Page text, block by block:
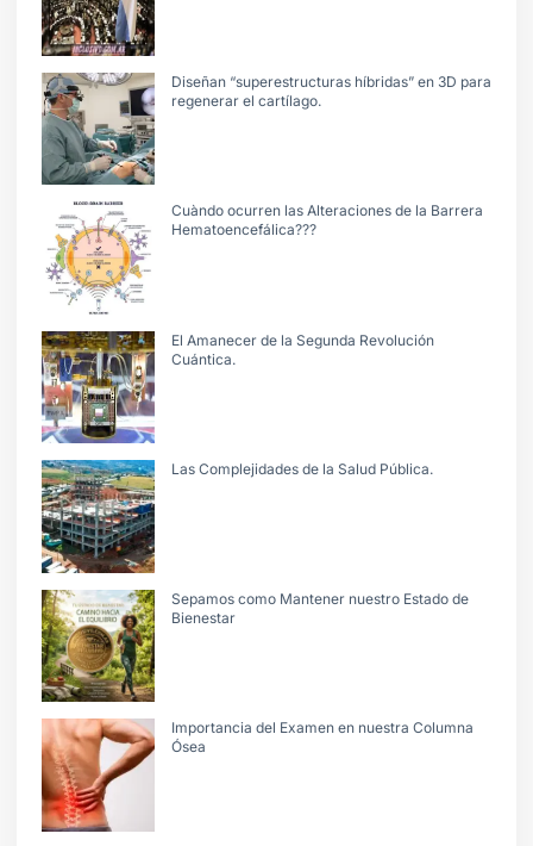
Diseñan “superestructuras híbridas” en 3D para
regenerar el cartílago.
Cuàndo ocurren las Alteraciones de la Barrera
Hematoencefálica???
El Amanecer de la Segunda Revolución
Cuántica.
Las Complejidades de la Salud Pública.
Sepamos como Mantener nuestro Estado de
Bienestar
Importancia del Examen en nuestra Columna
Ósea